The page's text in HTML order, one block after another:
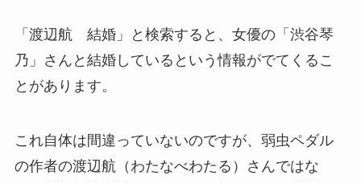
「渡辺航 結婚」と検索すると、女優の「渋谷琴
乃」さんと結婚しているという情報がでてくるこ
とがあります。
これ自体は間違っていないのですが、弱虫ペダル
の作者の渡辺航（わたなべわたる）さんではな